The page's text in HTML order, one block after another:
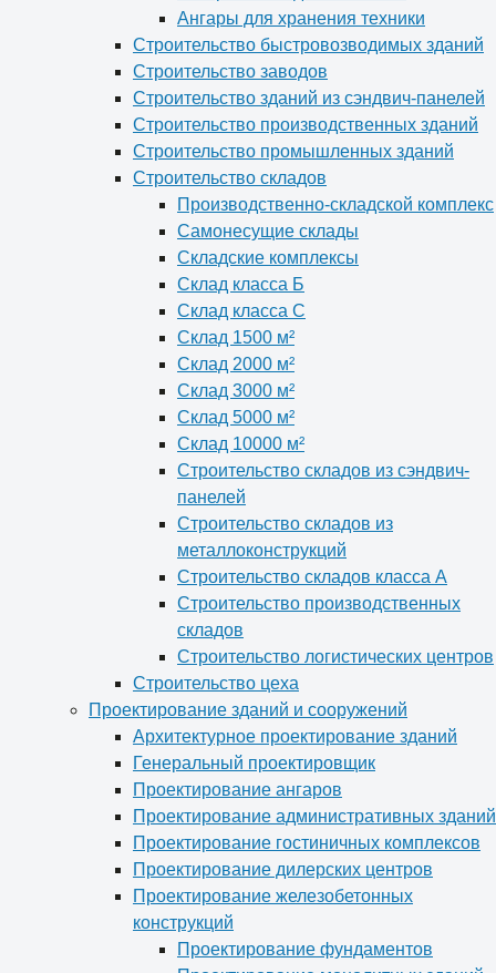
Ангары для хранения техники
Строительство быстровозводимых зданий
Строительство заводов
Строительство зданий из сэндвич-панелей
Строительство производственных зданий
Строительство промышленных зданий
Строительство складов
Производственно-складской комплекс
Самонесущие склады
Складские комплексы
Склад класса Б
Склад класса С
Склад 1500 м²
Склад 2000 м²
Склад 3000 м²
Склад 5000 м²
Склад 10000 м²
Строительство складов из сэндвич-
панелей
Строительство складов из
металлоконструкций
Строительство складов класса А
Строительство производственных
складов
Строительство логистических центров
Строительство цеха
Проектирование зданий и сооружений
Архитектурное проектирование зданий
Генеральный проектировщик
Проектирование ангаров
Проектирование административных зданий
Проектирование гостиничных комплексов
Проектирование дилерских центров
Проектирование железобетонных
конструкций
Проектирование фундаментов